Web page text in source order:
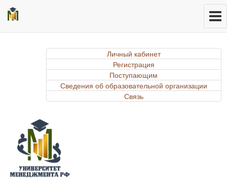
Личный кабинет
Регистрация
Поступающим
Сведения об образовательной организации
Связь